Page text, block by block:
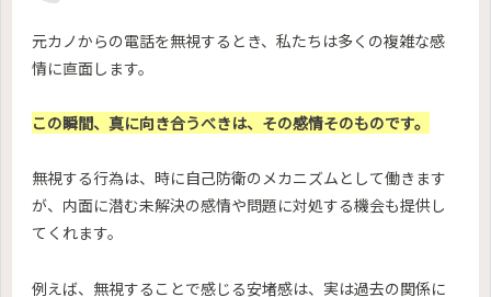
元カノからの電話を無視するとき、私たちは多くの複雑な感
情に直面します。
この瞬間、真に向き合うべきは、その感情そのものです。
無視する行為は、時に自己防衛のメカニズムとして働きます
が、内面に潜む未解決の感情や問題に対処する機会も提供し
てくれます。
例えば、無視することで感じる安堵感は、実は過去の関係に